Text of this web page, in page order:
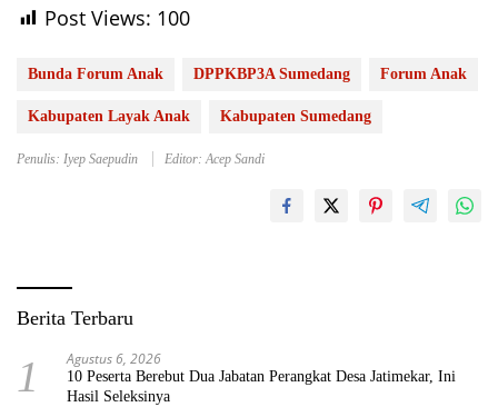
Post Views: 100
Bunda Forum Anak DPPKBP3A Sumedang Forum Anak
Kabupaten Layak Anak Kabupaten Sumedang
Penulis: Iyep Saepudin Editor: Acep Sandi
Berita Terbaru
1 Agustus 6, 2026
10 Peserta Berebut Dua Jabatan Perangkat Desa Jatimekar, Ini
Hasil Seleksinya